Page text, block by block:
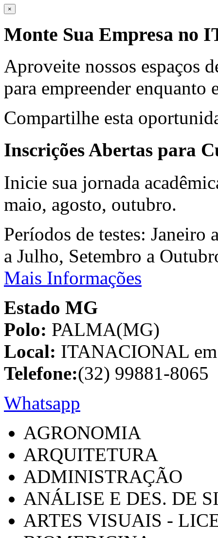
×
Monte Sua Empresa no
Aproveite nossos espaços
para empreender enquanto
Compartilhe esta
Inscrições Abertas para
Inicie sua jornada
maio, agosto, outubro.
Períodos de testes:
a Julho, Setembro a
Mais Informações
Estado MG
Polo: PALMA(MG)
Local: ITANACIONAL
Telefone:(32) 99881-8065
Whatsapp
AGRONOMIA
ARQUITETURA
ADMINISTRAÇÃO
ANÁLISE E DES. DE
ARTES VISUAIS -